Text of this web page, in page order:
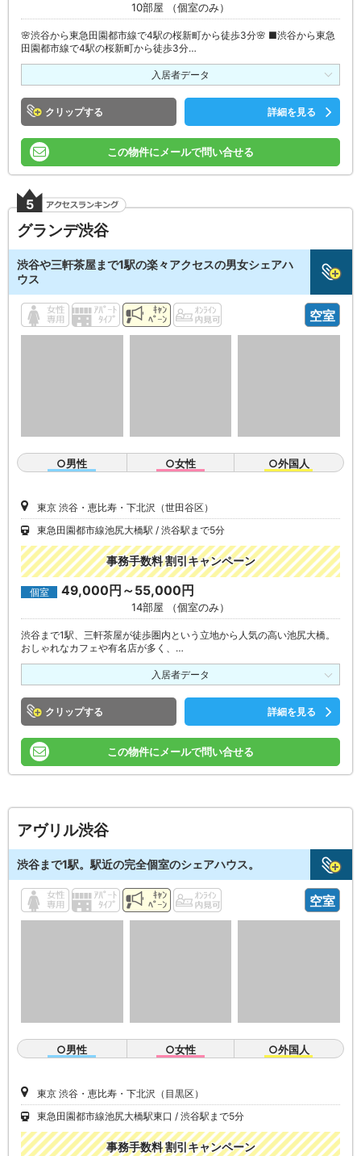
10部屋 （個室のみ）
🌸渋谷から東急田園都市線で4駅の桜新町から徒歩3分🌸 ■渋谷から東急
田園都市線で4駅の桜新町から徒歩3分…
入居者データ
クリップ 詳細を見る
この物件にメールで問い合せる
5
グランデ渋谷
渋谷や三軒茶屋まで1駅の楽々アクセスの男女シェアハ
ウス
空室
○男性 ○女性 ○外国人
東京 渋谷・恵比寿・下北沢（世田谷区）
東急田園都市線池尻大橋駅
渋谷駅まで5分
事務手数料 割引キャンペーン
個室 49,000円～55,000円
14部屋 （個室のみ）
渋谷まで1駅、三軒茶屋が徒歩圏内という立地から人気の高い池尻大橋。
おしゃれなカフェや有名店が多く、…
入居者データ
クリップ 詳細を見る
この物件にメールで問い合せる
アヴリル渋谷
渋谷まで1駅。駅近の完全個室のシェアハウス。
空室
○男性 ○女性 ○外国人
東京 渋谷・恵比寿・下北沢（目黒区）
東急田園都市線池尻大橋駅東口
渋谷駅まで5分
事務手数料 割引キャンペーン